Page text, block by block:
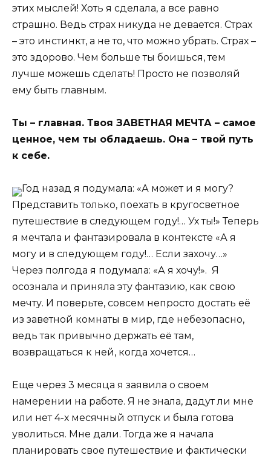
этих мыслей! Хоть я сделала, а все равно
страшно. Ведь страх никуда не девается. Страх
– это инстинкт, а не то, что можно убрать. Страх –
это здорово. Чем больше ты боишься, тем
лучше можешь сделать! Просто не позволяй
ему быть главным.
Ты – главная. Твоя ЗАВЕТНАЯ МЕЧТА – самое
ценное, чем ты обладаешь. Она – твой путь
к себе.
Год назад я подумала: «А может и я могу?
Представить только, поехать в кругосветное
путешествие в следующем году!… Ух ты!» Теперь
я мечтала и фантазировала в контексте «А я
могу и в следующем году!… Если захочу…»
Через полгода я подумала: «А я хочу!». Я
осознала и приняла эту фантазию, как свою
мечту. И поверьте, совсем непросто достать её
из заветной комнаты в мир, где небезопасно,
ведь так привычно держать её там,
возвращаться к ней, когда хочется…
Еще через 3 месяца я заявила о своем
намерении на работе. Я не знала, дадут ли мне
или нет 4-х месячный отпуск и была готова
уволиться. Мне дали. Тогда же я начала
планировать свое путешествие и фактически